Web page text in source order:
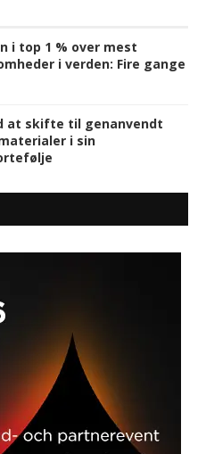
i top 1 % over mest
i verden: Fire gange
at skifte til genanvendt
i sin